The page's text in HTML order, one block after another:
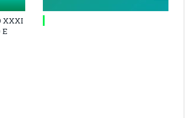
XXXI
E